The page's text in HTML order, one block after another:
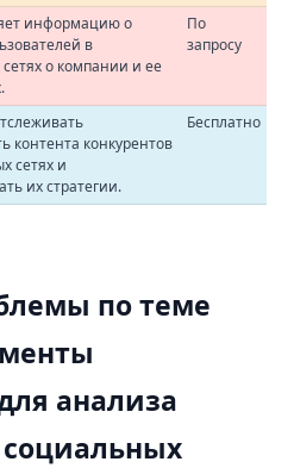
информацию о
в
о компании и ее
По
запросу
контента конкурентов
сетях и
их стратегии.
Бесплатно
по теме
анализа
социальных